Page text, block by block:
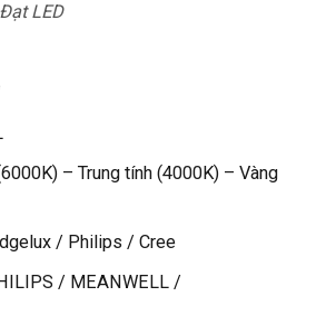
LED
– Trung tính (4000K) – Vàng
/ Philips / Cree
/ MEANWELL /